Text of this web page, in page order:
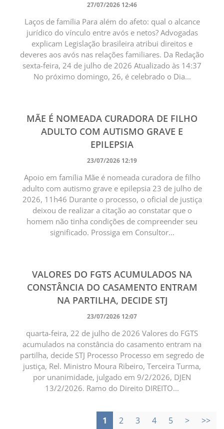
27/07/2026 12:46
Laços de família Para além do afeto: qual o alcance
jurídico do vínculo entre avós e netos? Advogadas
explicam Legislação brasileira atribui direitos e
deveres aos avós nas relações familiares. Da Redação
sexta-feira, 24 de julho de 2026 Atualizado às 14:37
No próximo domingo, 26, é celebrado o Dia...
MÃE É NOMEADA CURADORA DE FILHO
ADULTO COM AUTISMO GRAVE E
EPILEPSIA
23/07/2026 12:19
Apoio em família Mãe é nomeada curadora de filho
adulto com autismo grave e epilepsia 23 de julho de
2026, 11h46 Durante o processo, o oficial de justiça
deixou de realizar a citação ao constatar que o
homem não tinha condições de compreender seu
significado. Prossiga em Consultor...
VALORES DO FGTS ACUMULADOS NA
CONSTÂNCIA DO CASAMENTO ENTRAM
NA PARTILHA, DECIDE STJ
23/07/2026 12:07
quarta-feira, 22 de julho de 2026 Valores do FGTS
acumulados na constância do casamento entram na
partilha, decide STJ Processo Processo em segredo de
justiça, Rel. Ministro Moura Ribeiro, Terceira Turma,
por unanimidade, julgado em 9/2/2026, DJEN
13/2/2026. Ramo do Direito DIREITO...
1 2 3 4 5 > >>